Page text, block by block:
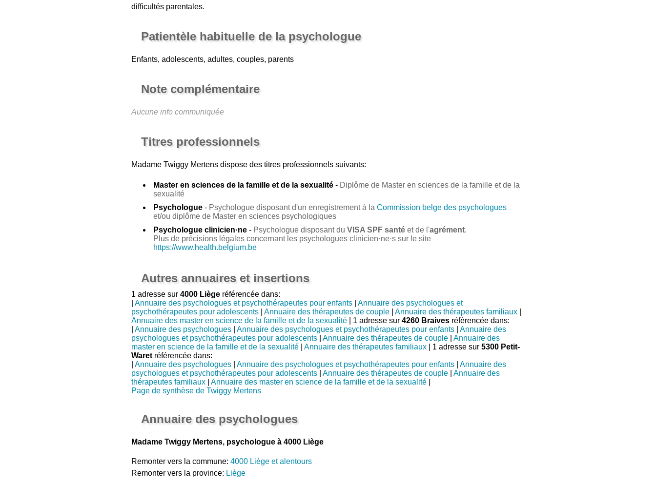
difficultés parentales.
Patientèle habituelle de la psychologue
Enfants, adolescents, adultes, couples, parents
Note complémentaire
Aucune info communiquée
Titres professionnels
Madame Twiggy Mertensdispose des titres professionnels suivants:
Master en sciences de la famille et de la sexualité- Diplôme de Master en sciences de la famille et de la
sexualité
Psychologue- Psychologue disposant d'un enregistrement à la Commission belge des psychologues
et/ou diplôme de Master en sciences psychologiques
Psychologue clinicien·ne- Psychologue disposant du VISA SPF santéet de l'agrément.
Plus de précisions légales concernant les psychologues clinicien·ne·s sur le site
https://www.health.belgium.be
Autres annuaires et insertions
1 adresse sur 4000 Liègeréférencée dans:
Annuaire des psychologues et psychothérapeutes pour enfants| Annuaire des psychologues et
psychothérapeutes pour adolescents| Annuaire des thérapeutes de couple| Annuaire des thérapeutes familiaux|
Annuaire des master en science de la famille et de la sexualité| 1 adresse sur 4260 Braivesréférencée dans:
Annuaire des psychologues| Annuaire des psychologues et psychothérapeutes pour enfants| Annuaire des
psychologues et psychothérapeutes pour adolescents| Annuaire des thérapeutes de couple| Annuaire des
master en science de la famille et de la sexualité| Annuaire des thérapeutes familiaux| 1 adresse sur 5300 Petit-
Waretréférencée dans:
Annuaire des psychologues| Annuaire des psychologues et psychothérapeutes pour enfants| Annuaire des
psychologues et psychothérapeutes pour adolescents| Annuaire des thérapeutes de couple| Annuaire des
thérapeutes familiaux| Annuaire des master en science de la famille et de la sexualité|
Page de synthèse de Twiggy Mertens
Annuaire des psychologues
Madame Twiggy Mertens, psychologue à 4000 Liège
Remonter vers la commune: 4000 Liège et alentours
Remonter vers la province: Liège